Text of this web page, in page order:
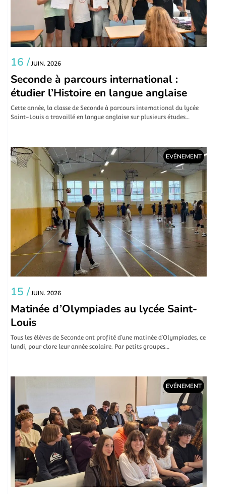
16 /JUIN. 2026
Seconde à parcours international :
étudier l’Histoire en langue anglaise
Cette année, la classe de Seconde à parcours international du lycée
Saint-Louis a travaillé en langue anglaise sur plusieurs études…
EVÉNEMENT
15 /JUIN. 2026
Matinée d’Olympiades au lycée Saint-
Louis
Tous les élèves de Seconde ont profité d’une matinée d’Olympiades, ce
lundi, pour clore leur année scolaire. Par petits groupes…
EVÉNEMENT